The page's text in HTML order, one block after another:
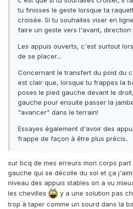
tu finisses le geste lorsque ta
croisée. Si tu souhaites viser en
faire un geste vers l'avant, direction
Les appuis ouverts, c'est surtout
de se placer...
Concernant le transfert du poid du
est clair que, lorsque tu frappes la
poses le pied gauche devant le
gauche pour ensuite passer la
"avancer" dans le terrain!
Essayes également d'avoir des
frappe de façon à être plus précis..
sur bcq de mes erreurs mon corps
gauche qui se décolle du sol et ça
niveau des appuis stables on a vu
les chevilles
y a une solution pas
trop à taper comme un sourd dans la